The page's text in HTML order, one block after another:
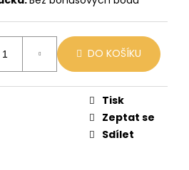
DO KOŠÍKU
Tisk
Zeptat se
Sdílet